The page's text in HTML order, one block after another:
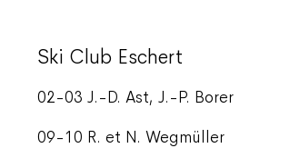
Ski Club Eschert
02-03 J.-D. Ast, J.-P. Borer
09-10 R. et N. Wegmüller